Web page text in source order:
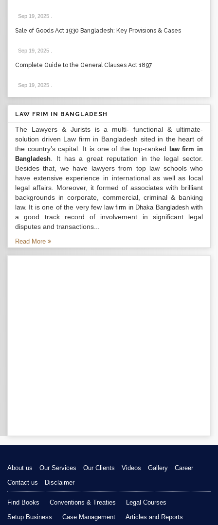
Sep 19, 2025
Sale of Goods Act 1930 Bangladesh: Key Provisions & Cases
Sep 19, 2025
Complete Guide to the General Clauses Act 1897
Sep 19, 2025
LAW FRIM IN BANGLADESH
The Lawyers & Jurists is a multi- functional & ultimate-
solution driven Law firm in Bangladesh sited in the heart of
the country’s capital. It is one of the top-ranked
law firm in
Bangladesh . It has a great reputation in the legal sector.
Besides that, we have lawyers from top law schools who
have extensive experience in international as well as local
legal affairs. Moreover, it formed of associates with brilliant
backgrounds in corporate, commercial, criminal & banking
law. It is one of the very few law firm in Dhaka Bangladeshwith
a good track record of involvement in significant legal
disputes and transactions...
Read More
About us Our Services Our Clients Videos Gallery
Career
Contact us
Disclaimer
Find Books Conventions & Treaties
Legal Courses
Setup Business
Case Management Articles and Reports